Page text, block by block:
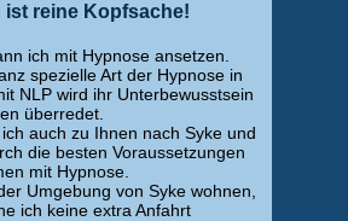
ist reine Kopfsache!
ich mit Hypnose ansetzen.
spezielle Art der Hypnose in
NLP wird ihr Unterbewusstsein
überredet.
auch zu Ihnen nach Syke und
die besten Voraussetzungen
mit Hypnose.
Umgebung von Syke wohnen,
ich keine extra Anfahrt